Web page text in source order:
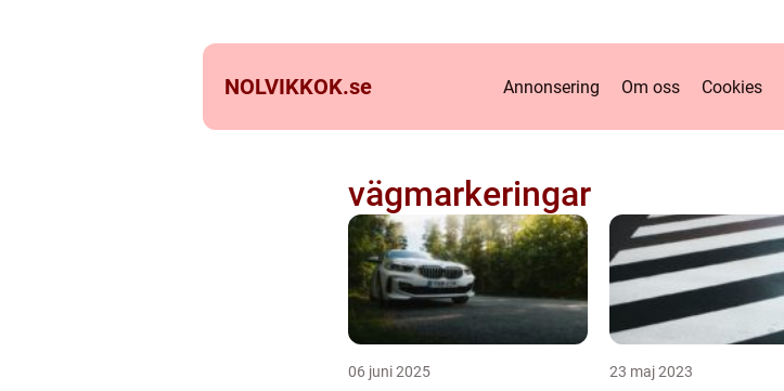
NOLVIKKOK.se Annonsering Om oss Cookies
vägmarkeringar
06 juni 2025 23 maj 2023